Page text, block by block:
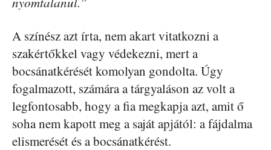
A színész azt írta, nem akart vitatkozni a
szakértőkkel vagy védekezni, mert a
bocsánatkérését komolyan gondolta. Úgy
fogalmazott, számára a tárgyaláson az volt a
legfontosabb, hogy a fia megkapja azt, amit ő
soha nem kapott meg a saját apjától: a fájdalma
elismerését és a bocsánatkérést.